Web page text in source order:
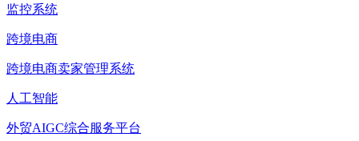
监控系统
跨境电商
跨境电商卖家管理系统
人工智能
外贸AIGC综合服务平台